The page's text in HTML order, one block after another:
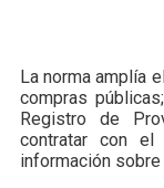
La norma amplía
compras
Registro de
contratar con el
información